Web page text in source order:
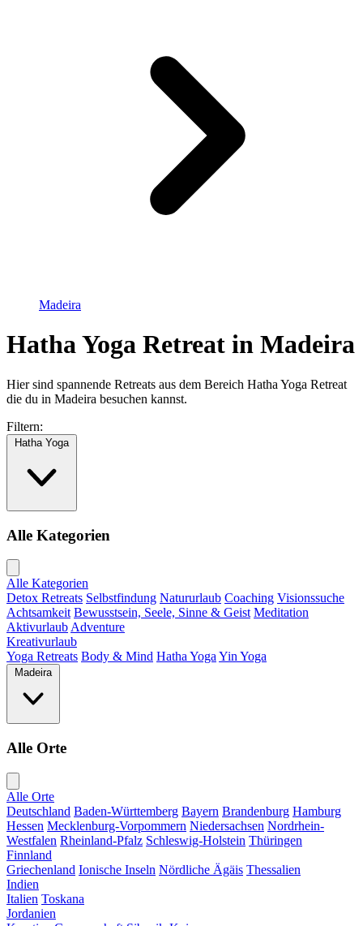
Madeira
Hatha Yoga Retreat in Madeira
Hier sind spannende Retreats aus dem Bereich Hatha Yoga Retreat
die du in Madeira besuchen kannst.
Filtern:
Hatha Yoga
Alle Kategorien
Alle Kategorien
Detox Retreats Selbstfindung Natururlaub Coaching Visionssuche
Achtsamkeit Bewusstsein, Seele, Sinne & Geist Meditation
Aktivurlaub Adventure
Kreativurlaub
Yoga Retreats Body & Mind Hatha Yoga Yin Yoga
Madeira
Alle Orte
Alle Orte
Deutschland Baden-Württemberg Bayern Brandenburg Hamburg
Hessen Mecklenburg-Vorpommern Niedersachsen Nordrhein-
Westfalen Rheinland-Pfalz Schleswig-Holstein Thüringen
Finnland
Griechenland Ionische Inseln Nördliche Ägäis Thessalien
Indien
Italien Toskana
Jordanien